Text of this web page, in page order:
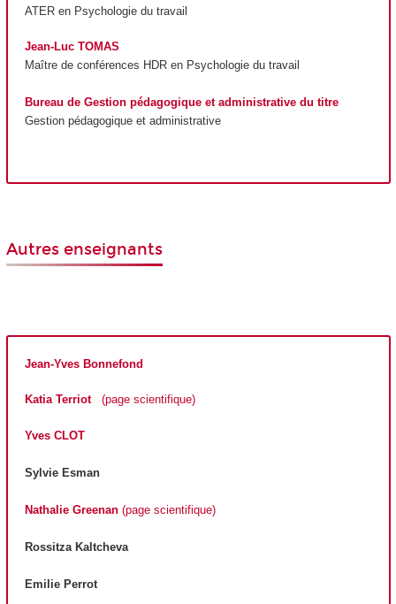
ATER en Psychologie du travail
Jean-Luc TOMAS
Maître de conférences HDR en Psychologie du travail
Bureau de Gestion pédagogique et administrative du titre
Gestion pédagogique et administrative
Autres enseignants
Jean-Yves Bonnefond
Katia Terriot (page scientifique)
Yves CLOT
Sylvie Esman
Nathalie Greenan (page scientifique)
Rossitza Kaltcheva
Emilie Perrot